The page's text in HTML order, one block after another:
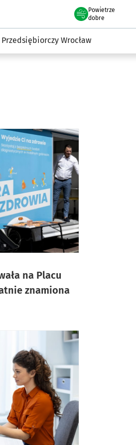
Powietrze
we Wrocławiu
dobre
Przedsiębiorczy Wrocław
na Placu
znamiona